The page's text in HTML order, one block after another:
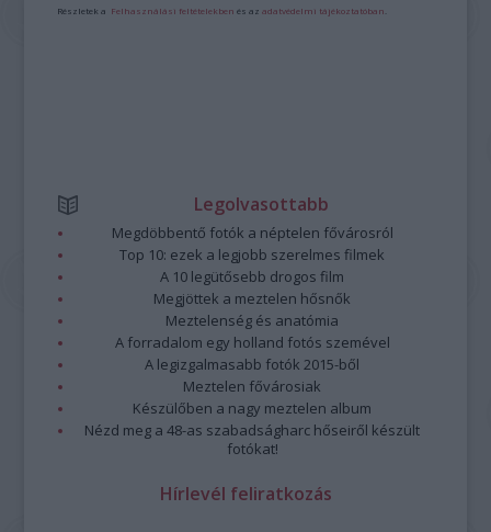
Részletek a Felhasználási feltételekben és azadatvédelmi tájékoztatóban
Legolvasottabb
Megdöbbentő fotók a néptelen fővárosról
Top 10: ezek a legjobb szerelmes filmek
A 10 legütősebb drogos film
Megjöttek a meztelen hősnők
Meztelenség és anatómia
A forradalom egy holland fotós szemével
A legizgalmasabb fotók 2015-ből
Meztelen fővárosiak
Készülőben a nagy meztelen album
Nézd meg a 48-as szabadságharc hőseiről készült
fotókat!
Hírlevél feliratkozás